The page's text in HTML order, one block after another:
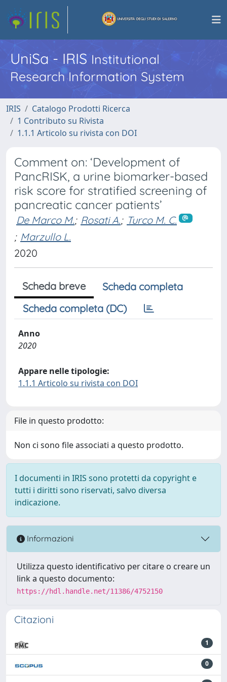
UniSa - IRISInstitutional
Research Information System
IRIS
Catalogo Prodotti Ricerca
1 Contributo su Rivista
1.1.1 Articolo su rivista con DOI
Comment on: ‘Development of
PancRISK, a urine biomarker-based
risk score for stratified screening of
pancreatic cancer patients’
De Marco M.; Rosati A.; Turco M. C.
; Marzullo L.
2020
Scheda breve
Scheda completa
Scheda completa (DC)
Anno
2020
Appare nelle tipologie:
1.1.1 Articolo su rivista con DOI
File in questo prodotto:
Non ci sono file associati a questo prodotto.
I documenti in IRIS sono protetti da copyright e
tutti i diritti sono riservati, salvo diversa
indicazione.
Informazioni
Utilizza questo identificativo per citare o creare un
link a questo documento:
https://hdl.handle.net/11386/4752150
Citazioni
1
0